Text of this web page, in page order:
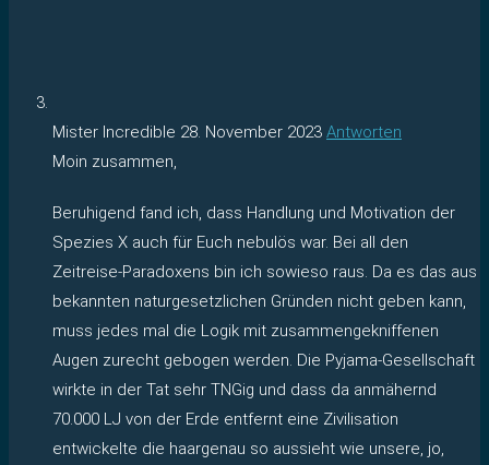
Mister Incredible 28. November 2023 Antworten
Moin zusammen,
Beruhigend fand ich, dass Handlung und Motivation der
Spezies X auch für Euch nebulös war. Bei all den
Zeitreise-Paradoxens bin ich sowieso raus. Da es das aus
bekannten naturgesetzlichen Gründen nicht geben kann,
muss jedes mal die Logik mit zusammengekniffenen
Augen zurecht gebogen werden. Die Pyjama-Gesellschaft
wirkte in der Tat sehr TNGig und dass da anmähernd
70.000 LJ von der Erde entfernt eine Zivilisation
entwickelte die haargenau so aussieht wie unsere, jo,